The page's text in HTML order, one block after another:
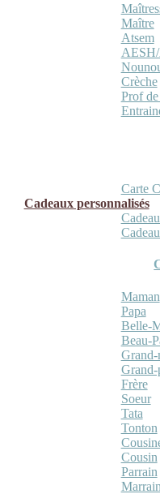
Maître
Atsem
Crèche
Prof
Carte
Cadeaux personnalisés
Maman
Papa
Belle-
Beau-
Grand-
Grand-
Frère
Soeur
Tata
Tonton
Cousin
Parrain